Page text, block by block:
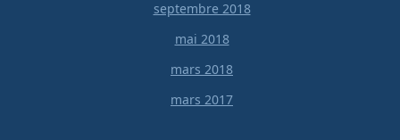
septembre 2018
mai 2018
mars 2018
mars 2017